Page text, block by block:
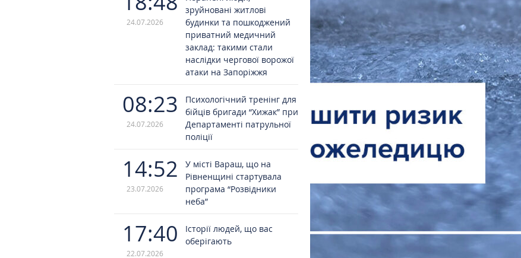
24.07.2026
зруйновані житлові
будинки та пошкоджений
приватний медичний
заклад: такими стали
наслідки чергової ворожої
атаки на Запоріжжя
08:23
24.07.2026
Психологічний тренінг для
бійців бригади “Хижак” при
Департаменті патрульної
поліції
14:52
23.07.2026
У місті Вараш, що на
Рівненщині стартувала
програма “Розвідники
неба”
17:40
22.07.2026
Історії людей, що вас
оберігають